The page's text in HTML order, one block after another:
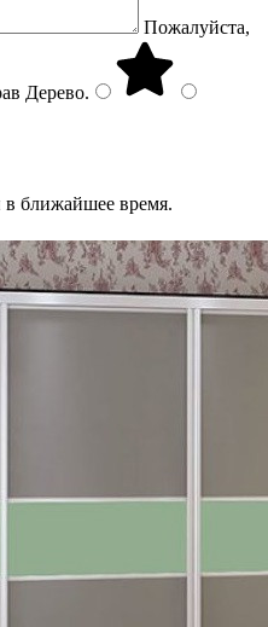
Пожалуйста,
Дерево.
ближайшее время.